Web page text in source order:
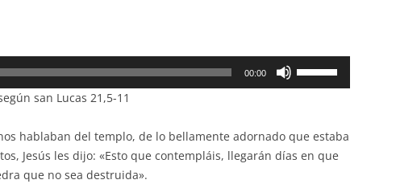
00:00
flecha
arriba/abajo
san Lucas 21,5-11
hablaban del templo, de lo bellamente adornado que estaba
Jesús les dijo: «Esto que contempláis, llegarán días en que
que no sea destruida».